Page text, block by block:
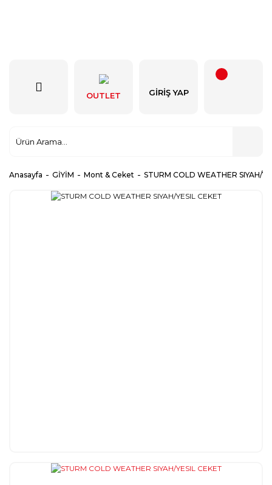
OUTLET GIRIŞ YAP
Anasayfa GİYİM Mont & Ceket STURM COLD WEATHER SIYAH/